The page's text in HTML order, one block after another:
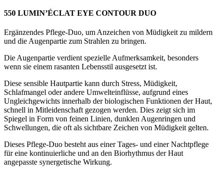
550 LUMIN’ÉCLAT EYE CONTOUR DUO
Ergänzendes Pflege-Duo, um Anzeichen von Müdigkeit zu mildern
und die Augenpartie zum Strahlen zu bringen.
Die Augenpartie verdient spezielle Aufmerksamkeit, besonders
wenn sie einem rasanten Lebensstil ausgesetzt ist.
Diese sensible Hautpartie kann durch Stress, Müdigkeit,
Schlafmangel oder andere Umwelteinflüsse, aufgrund eines
Ungleichgewichts innerhalb der biologischen Funktionen der Haut,
schnell in Mitleidenschaft gezogen werden. Dies zeigt sich im
Spiegel in Form von feinen Linien, dunklen Augenringen und
Schwellungen, die oft als sichtbare Zeichen von Müdigkeit gelten.
Dieses Pflege-Duo besteht aus einer Tages- und einer Nachtpflege
für eine kontinuierliche und an den Biorhythmus der Haut
angepasste synergetische Wirkung.